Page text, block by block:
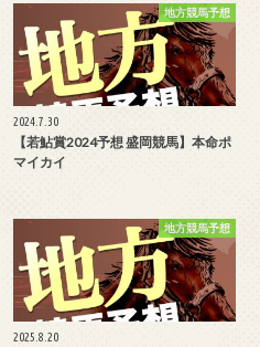
地方競馬予想
2024.7.30
【若鮎賞2024予想 盛岡競馬】本命ポ
マイカイ
地方競馬予想
2025.8.20